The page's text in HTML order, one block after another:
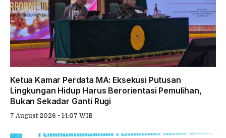
Ketua Kamar Perdata MA: Eksekusi Putusan
Lingkungan Hidup Harus Berorientasi Pemulihan,
Bukan Sekadar Ganti Rugi
7 August 2026 • 14:07 WIB